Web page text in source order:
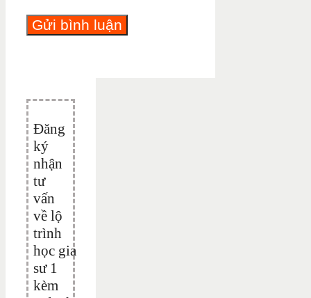
Đăng
ký
nhận
tư
vấn
về lộ
trình
học gia
sư 1
kèm